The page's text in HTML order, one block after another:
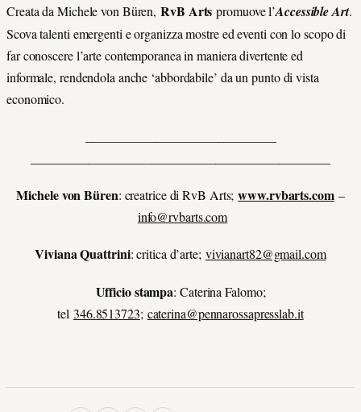
Creata da Michele von Büren,RvB Arts promuove l’Accessible Art.
Scova talenti emergenti e organizza mostre ed eventi con lo scopo di
far conoscere l’arte contemporanea in maniera divertente ed
informale, rendendola anche ‘abbordabile’ da un punto di vista
economico.
Michele von Büren: creatrice di RvB Arts;www.rvbarts.com–
info@rvbarts.com
Viviana Quattrini: critica d’arte; vivianart82@gmail.com
Ufficio stampa: Caterina Falomo;
tel 346.8513723; caterina@pennarossapresslab.it